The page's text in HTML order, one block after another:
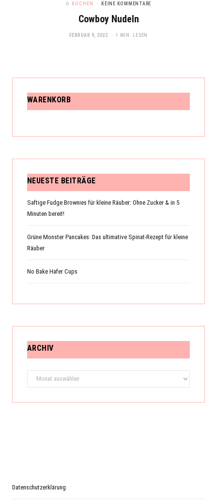
In KOCHEN KEINE KOMMENTARE
Cowboy Nudeln
FEBRUAR 9, 2022 1 MIN. LESEN
WARENKORB
NEUESTE BEITRÄGE
Saftige Fudge Brownies für kleine Räuber: Ohne Zucker & in 5
Minuten bereit!
Grüne Monster Pancakes: Das ultimative Spinat-Rezept für kleine
Räuber
No Bake Hafer Cups
ARCHIV
Archiv
Datenschutzerklärung